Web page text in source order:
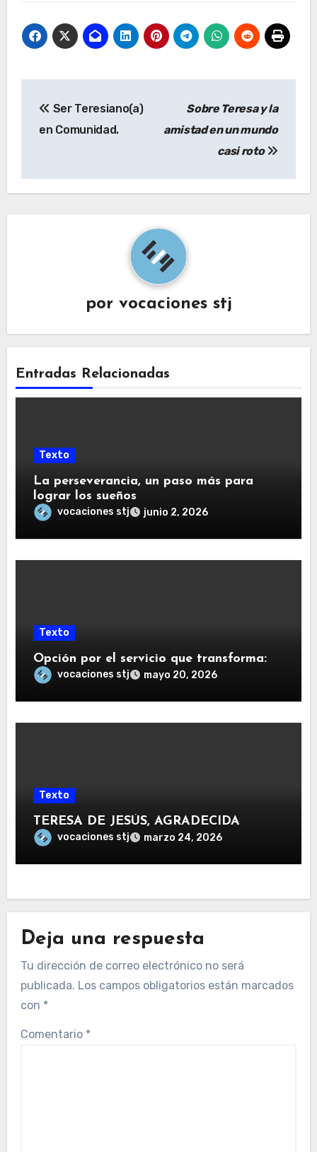
de
Ser Teresiano(a)
en Comunidad.
Sobre Teresa y la
amistad en un mundo
casi roto
por vocaciones stj
Entradas Relacionadas
Texto
La perseverancia, un paso más para
lograr los sueños
vocaciones stj junio 2, 2026
Texto
Opción por el servicio que transforma:
vocaciones stj mayo 20, 2026
Texto
TERESA DE JESÚS, AGRADECIDA
vocaciones stj marzo 24, 2026
Deja una respuesta
Tu dirección de correo electrónico no será
publicada. Los campos obligatorios están marcados
con *
Comentario *